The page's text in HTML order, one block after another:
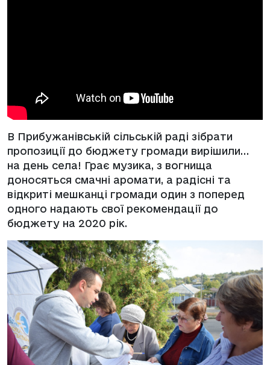
В Прибужанівській сільській раді зібрати
пропозиції до бюджету громади вирішили…
на день села! Грає музика, з вогнища
доносяться смачні аромати, а радісні та
відкриті мешканці громади один з поперед
одного надають свої рекомендації до
бюджету на 2020 рік.